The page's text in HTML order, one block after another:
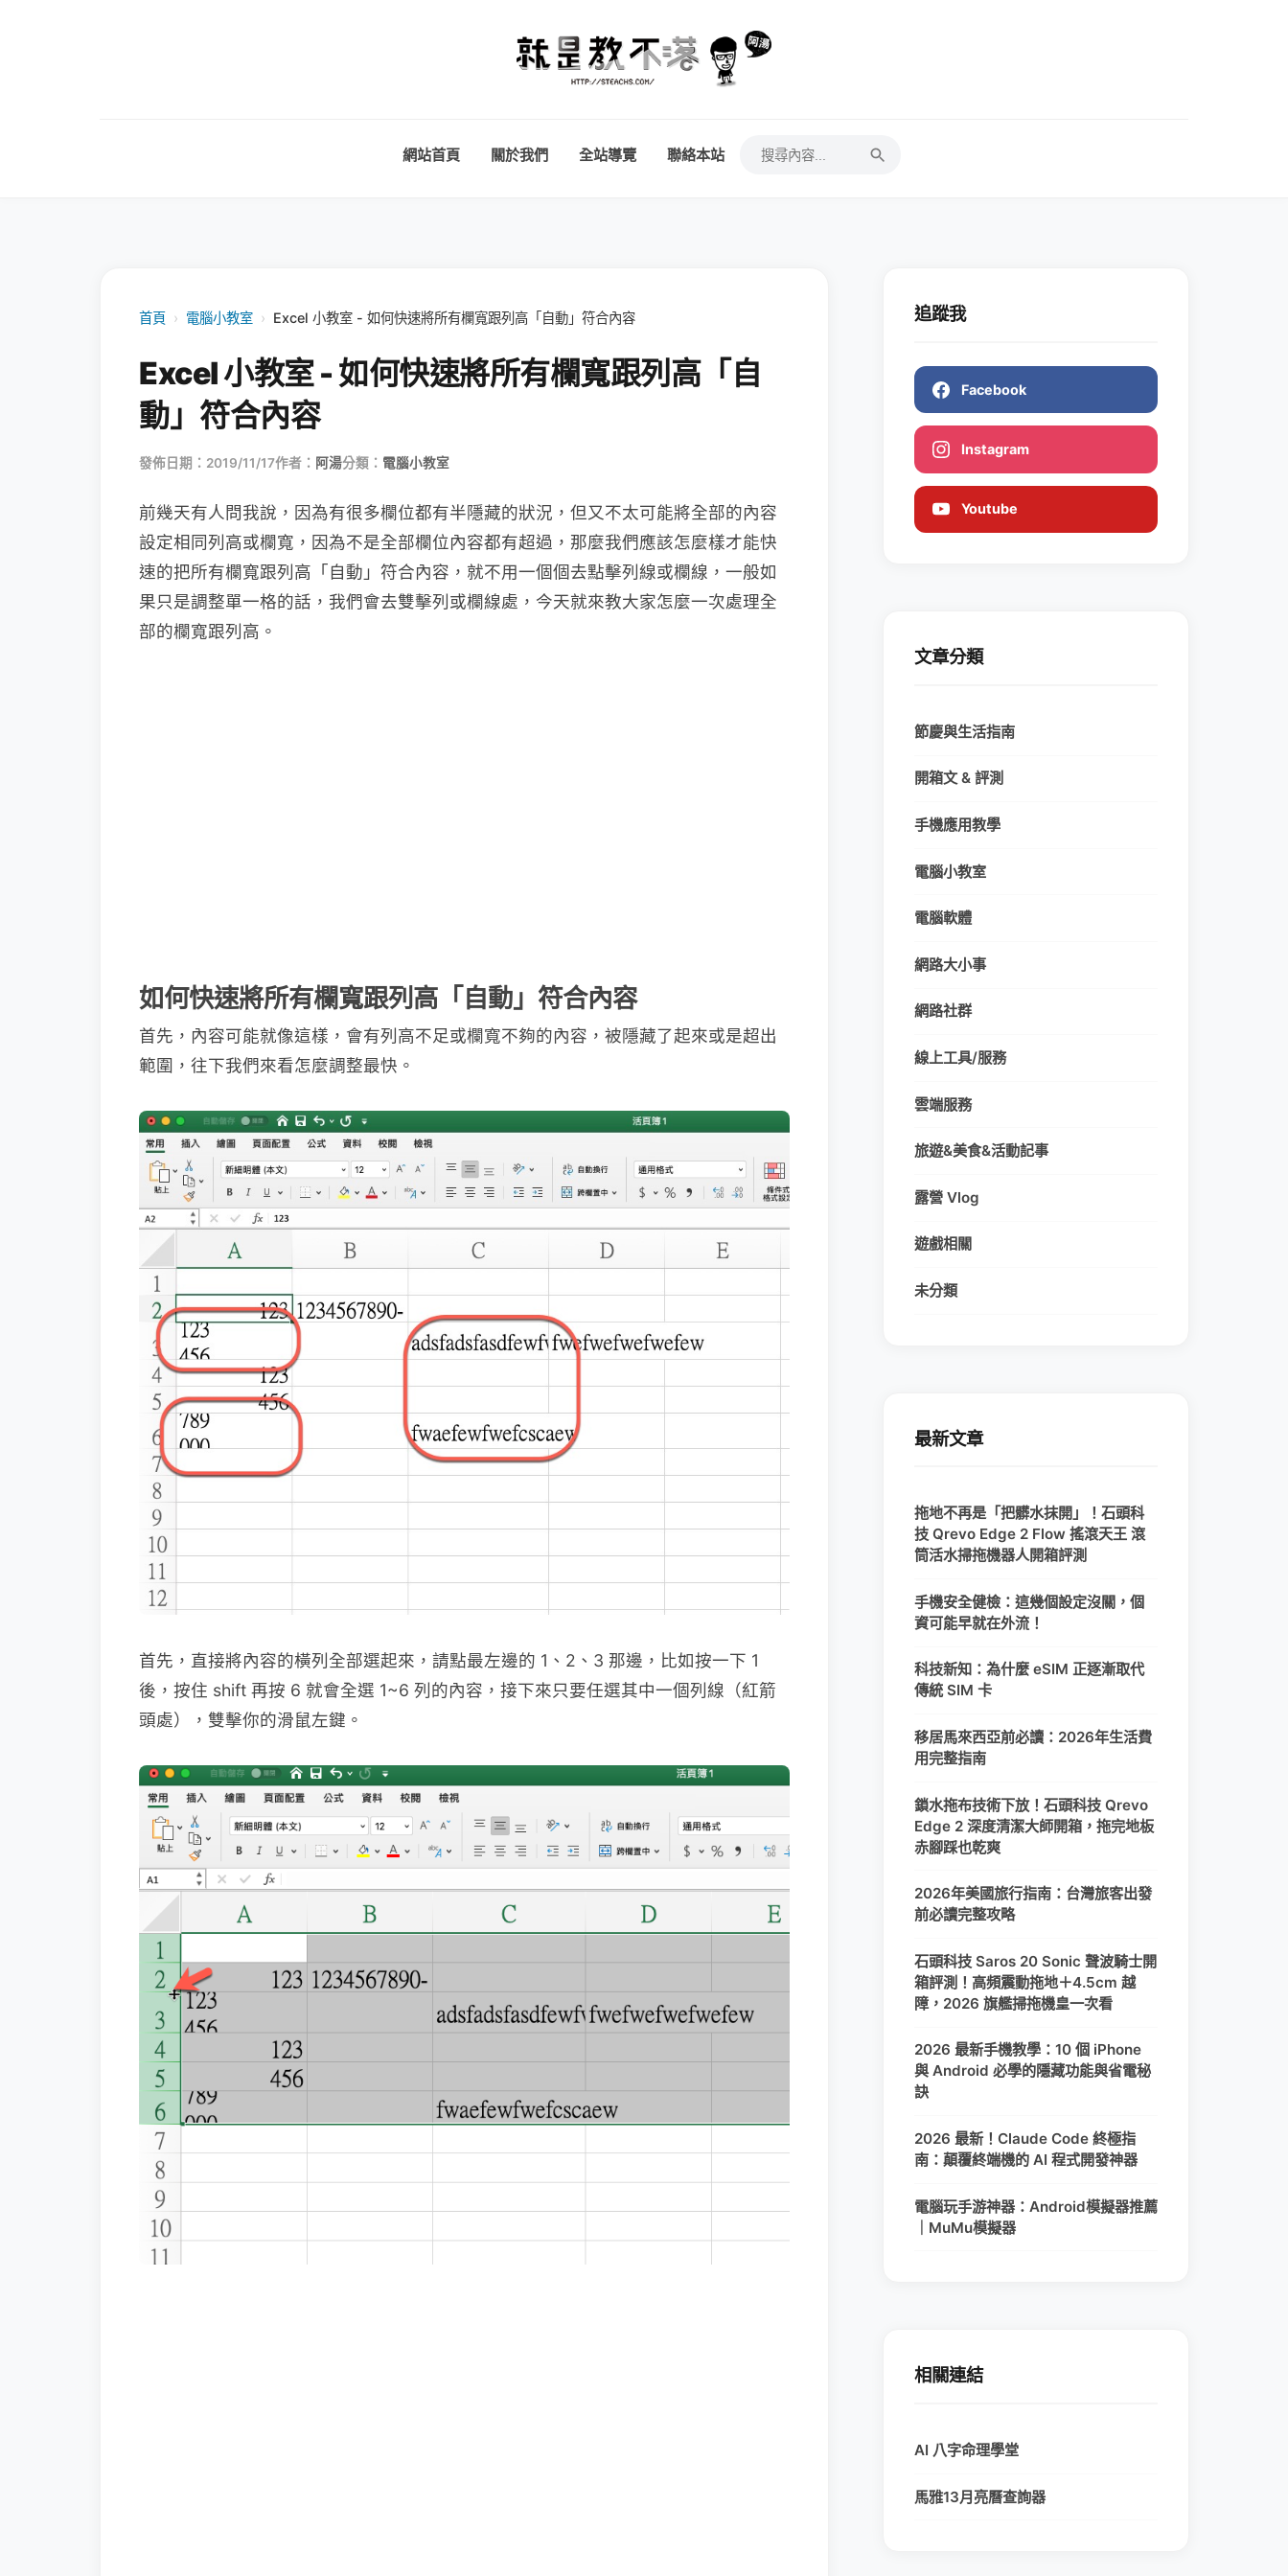
網站首頁 關於我們 全站導覽 聯絡本站
首頁 › 電腦小教室 › Excel 小教室 - 如何快速將所有欄寬跟列高「自動」符合內容
Excel 小教室 - 如何快速將所有欄寬跟列高「自
動」符合內容
發佈日期：2019/11/17作者： 阿湯分類： 電腦小教室
前幾天有人問我說，因為有很多欄位都有半隱藏的狀況，但又不太可能將全部的內容
設定相同列高或欄寬，因為不是全部欄位內容都有超過，那麼我們應該怎麼樣才能快
速的把所有欄寬跟列高「自動」符合內容，就不用一個個去點擊列線或欄線，一般如
果只是調整單一格的話，我們會去雙擊列或欄線處，今天就來教大家怎麼一次處理全
部的欄寬跟列高。
如何快速將所有欄寬跟列高「自動」符合內容
首先，內容可能就像這樣，會有列高不足或欄寬不夠的內容，被隱藏了起來或是超出
範圍，往下我們來看怎麼調整最快。
首先，直接將內容的橫列全部選起來，請點最左邊的 1、2、3 那邊，比如按一下 1
後，按住 shift 再按 6 就會全選 1~6 列的內容，接下來只要任選其中一個列線（紅箭
頭處），雙擊你的滑鼠左鍵。
追蹤我
Facebook
Instagram
Youtube
文章分類
節慶與生活指南
開箱文 & 評測
手機應用教學
電腦小教室
電腦軟體
網路大小事
網路社群
線上工具/服務
雲端服務
旅遊&美食&活動記事
露營 Vlog
遊戲相關
未分類
最新文章
拖地不再是「把髒水抹開」！石頭科
技 Qrevo Edge 2 Flow 搖滾天王 滾
筒活水掃拖機器人開箱評測
手機安全健檢：這幾個設定沒關，個
資可能早就在外流！
科技新知：為什麼 eSIM 正逐漸取代
傳統 SIM 卡
移居馬來西亞前必讀：2026年生活費
用完整指南
鎖水拖布技術下放！石頭科技 Qrevo
Edge 2 深度清潔大師開箱，拖完地板
赤腳踩也乾爽
2026年美國旅行指南：台灣旅客出發
前必讀完整攻略
石頭科技 Saros 20 Sonic 聲波騎士開
箱評測！高頻震動拖地＋4.5cm 越
障，2026 旗艦掃拖機皇一次看
2026 最新手機教學：10 個 iPhone
與 Android 必學的隱藏功能與省電秘
訣
2026 最新！Claude Code 終極指
南：顛覆終端機的 AI 程式開發神器
電腦玩手游神器：Android模擬器推薦
｜MuMu模擬器
相關連結
AI 八字命理學堂
馬雅13月亮曆查詢器